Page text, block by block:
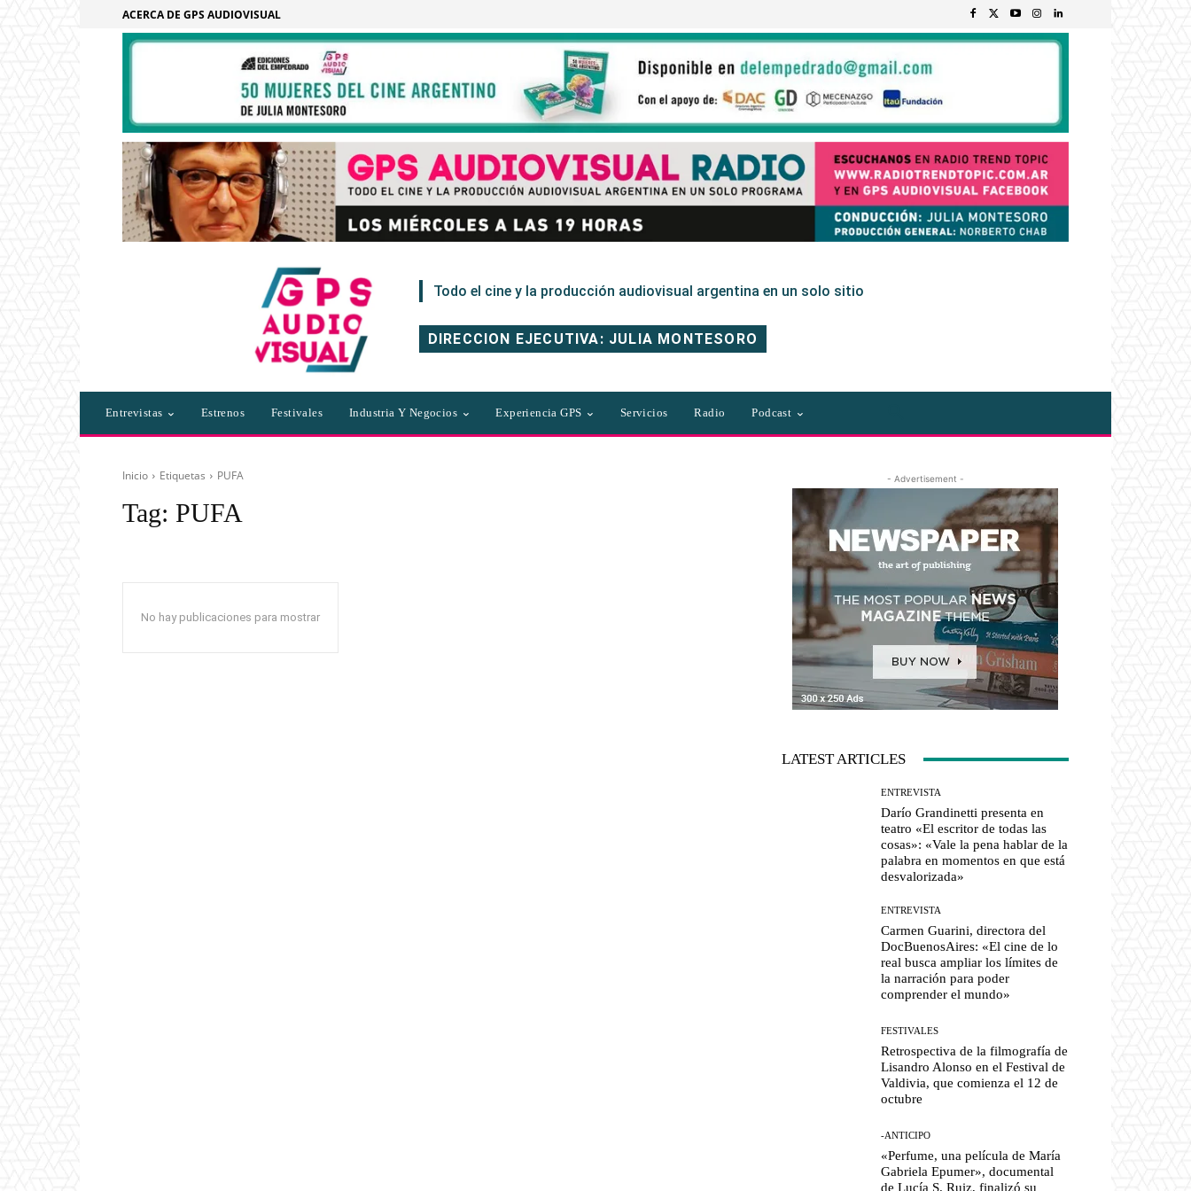
ACERCA DE GPS AUDIOVISUAL
Todo el cine y la producción audiovisual argentina en un solo sitio
DIRECCION EJECUTIVA: JULIA MONTESORO
Entrevistas Estrenos Festivales Industria Y Negocios Experiencia GPS Servicios Radio Podcast
Inicio Etiquetas PUFA
Tag: PUFA
No hay publicaciones para mostrar
- Advertisement -
LATEST ARTICLES
ENTREVISTA
Darío Grandinetti presenta en
teatro «El escritor de todas las
cosas»: «Vale la pena hablar de la
palabra en momentos en que está
desvalorizada»
ENTREVISTA
Carmen Guarini, directora del
DocBuenosAires: «El cine de lo
real busca ampliar los límites de
la narración para poder
comprender el mundo»
FESTIVALES
Retrospectiva de la filmografía de
Lisandro Alonso en el Festival de
Valdivia, que comienza el 12 de
octubre
-ANTICIPO
«Perfume, una película de María
Gabriela Epumer», documental
de Lucía S. Ruiz, finalizó su